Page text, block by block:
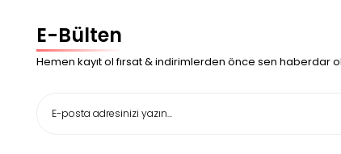
E-Bülten
Hemen kayıt ol fırsat & indirimlerden önce sen haberdar